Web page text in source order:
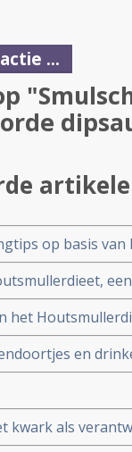
...
op basis
het
en
kwark als